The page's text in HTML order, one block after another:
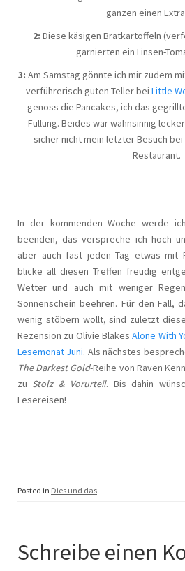
ganzen einen
2: Diese käsigen Bratkartoffeln
garnierten ein Linsen-
3: Am Samstag gönnte ich mir zudem
verführerisch guten Teller bei Little
genoss die Pancakes, ich das
Füllung. Beides war wahnsinnig
sicher nicht mein letzter Besuch
Restaurant.
In der kommenden Woche werde
beenden, das verspreche ich hoch
aber auch fast jeden Tag etwas mit
blicke all diesen Treffen freudig
Wetter und auch mit weniger
Sonnenschein beehren. Für den Fall,
wenig stöbern wollt, sind zuletzt
Rezension zu Olivie BlakesAlone With
Lesemonat Juni. Als nächstes
The Darkest Gold-Reihe von Raven
zu Stolz & Vorurteil. Bis dahin
Lesereisen!
Posted in Dies und das
Schreibe einen